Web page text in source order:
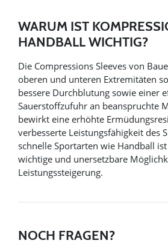
WARUM IST
HANDBALL WICHTIG?
Die Compressions Sleeves von
oberen und unteren Extremitäten
bessere Durchblutung sowie einer
Sauerstoffzufuhr an beanspruchte
bewirkt eine erhöhte
verbesserte Leistungsfähigkeit des
schnelle Sportarten wie Handball
wichtige und unersetzbare
Leistungssteigerung.
NOCH FRAGEN?